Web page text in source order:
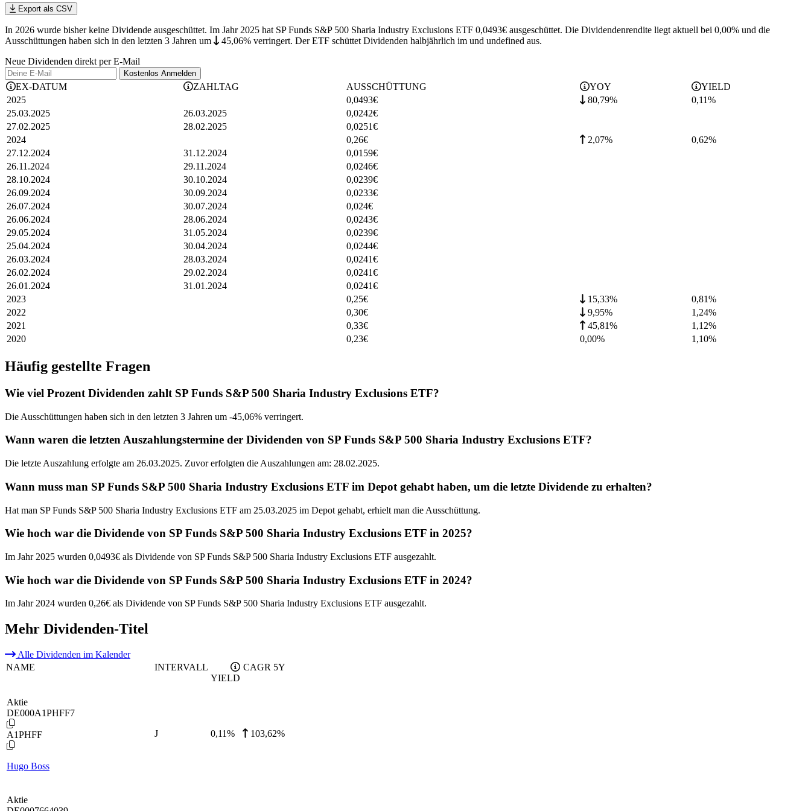
Export als CSV
In 2026 wurde bisher keine Dividende ausgeschüttet. Im Jahr 2025 hat SP Funds S&P 500 Sharia Industry Exclusions ETF 0,0493€ ausgeschüttet. Die Dividendenrendite liegt aktuell bei 0,00% und die
Ausschüttungen haben sich in den letzten 3 Jahren um 45,06% verringert. Der ETF schüttet Dividenden halbjährlich im und undefined aus.
Neue Dividenden direkt per E-Mail
Kostenlos Anmelden
EX-DATUM ZAHLTAG AUSSCHÜTTUNG YOY
YIELD
2025
0,0493€ 80,79% 0,11%
25.03.2025
26.03.2025 0,0242€
27.02.2025
28.02.2025 0,0251€
2024
0,26€ 2,07% 0,62%
27.12.2024
31.12.2024 0,0159€
26.11.2024
29.11.2024 0,0246€
28.10.2024
30.10.2024 0,0239€
26.09.2024
30.09.2024 0,0233€
26.07.2024
30.07.2024 0,024€
26.06.2024
28.06.2024 0,0243€
29.05.2024
31.05.2024 0,0239€
25.04.2024
30.04.2024 0,0244€
26.03.2024
28.03.2024 0,0241€
26.02.2024
29.02.2024 0,0241€
26.01.2024
31.01.2024 0,0241€
2023
0,25€ 15,33% 0,81%
2022
0,30€ 9,95% 1,24%
2021
0,33€ 45,81% 1,12%
2020
0,23€ 0,00% 1,10%
Häufig gestellte Fragen
Wie viel Prozent Dividenden zahlt SP Funds S&P 500 Sharia Industry Exclusions ETF?
Die Ausschüttungen haben sich in den letzten 3 Jahren um -45,06% verringert.
Wann waren die letzten Auszahlungstermine der Dividenden von SP Funds S&P 500 Sharia Industry Exclusions ETF?
Die letzte Auszahlung erfolgte am 26.03.2025. Zuvor erfolgten die Auszahlungen am: 28.02.2025.
Wann muss man SP Funds S&P 500 Sharia Industry Exclusions ETF im Depot gehabt haben, um die letzte Dividende zu erhalten?
Hat man SP Funds S&P 500 Sharia Industry Exclusions ETF am 25.03.2025 im Depot gehabt, erhielt man die Ausschüttung.
Wie hoch war die Dividende von SP Funds S&P 500 Sharia Industry Exclusions ETF in 2025?
Im Jahr 2025 wurden 0,0493€ als Dividende von SP Funds S&P 500 Sharia Industry Exclusions ETF ausgezahlt.
Wie hoch war die Dividende von SP Funds S&P 500 Sharia Industry Exclusions ETF in 2024?
Im Jahr 2024 wurden 0,26€ als Dividende von SP Funds S&P 500 Sharia Industry Exclusions ETF ausgezahlt.
Mehr Dividenden-Titel
Alle Dividenden im Kalender
NAME
INTERVALL
YIELD
CAGR 5Y
Aktie
DE000A1PHFF7
A1PHFF
Hugo Boss
J 0,11% 103,62%
Aktie